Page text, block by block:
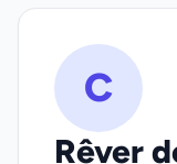
C
Rêver